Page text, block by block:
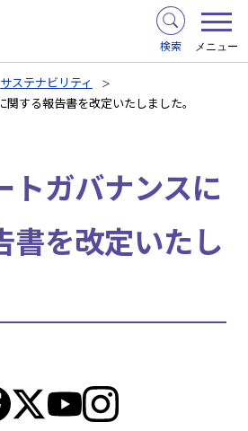
検索 メニュー
サステナビリティ
する報告書を改定いたしました。
トガバナンスに
書を改定いたし